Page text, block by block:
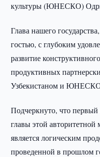
культуры (ЮНЕСКО)
Глава нашего
гостью, с глубоким
развитие
продуктивных
Узбекистаном и
Подчеркнуто, что первый
главы этой
является логическим
проведенной в прошлом